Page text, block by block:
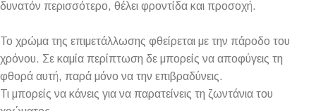
δυνατόν περισσότερο, θέλει φροντίδα και προσοχή.
Το χρώμα της επιμετάλλωσης φθείρεται με την πάροδο του
χρόνου. Σε καμία περίπτωση δε μπορείς να αποφύγεις τη
φθορά αυτή, παρά μόνο να την επιβραδύνεις.
Τι μπορείς να κάνεις για να παρατείνεις τη ζωντάνια του